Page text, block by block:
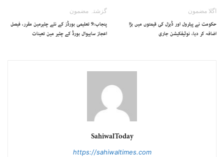
گزشتہ مضمون
پنجاب:9 تعلیمی بورڈز کے نئے چئیرمین مقرر، فیصل
اعجاز ساہیوال بورڈ کے چئیر مین تعینات
اگلا مضمون
حکومت نے پیٹرول اور ڈیزل کی قیمتوں میں بڑا
اضافہ کر دیا، نوٹیفکیشن جاری
SahiwalToday
https://sahiwaltimes.com